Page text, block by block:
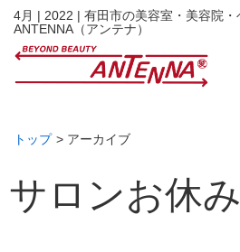
4月 | 2022 | 有田市の美容室・美容院・
ANTENNA（アンテナ）
トップ > アーカイブ
サロンお休み